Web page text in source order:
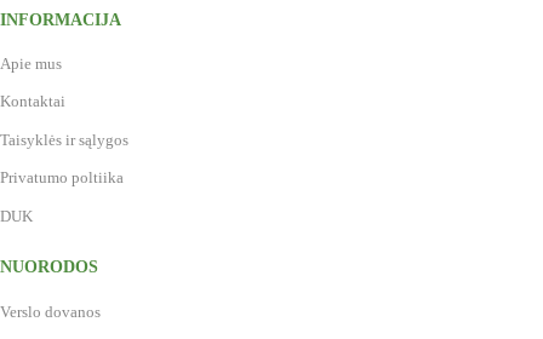
INFORMACIJA
Apie mus
Kontaktai
Taisyklės ir sąlygos
Privatumo poltiika
DUK
NUORODOS
Verslo dovanos